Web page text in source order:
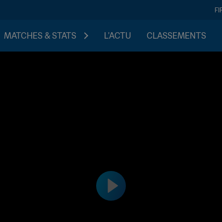
MATCHES & STATS L'ACTU CLASSEMENTS